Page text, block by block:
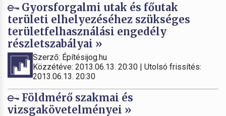
Gyorsforgalmi utak és főutak
területi elhelyezéséhez szükséges
területfelhasználási engedély
részletszabályai »
Szerző: Építésijog.hu
Közzétéve: 2013.06.13. 20:30 | Utolsó frissítés:
2013.06.13. 20:30
Földmérő szakmai és
vizsgakövetelményei »